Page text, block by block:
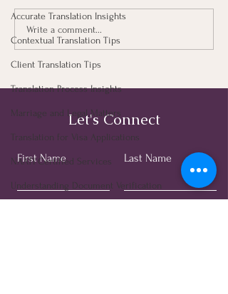
Accurate Translation Insights
Contextual Translation Tips
Client Translation Tips
Translation Process Insights
Marriage and Legal Matters
Translation for Visa Applications
NAATI Certified Services
Understanding Document Verification
เพิ่งผ่านช่วงปฐมนิเทศ
(Orientation) สำหรับการ
เรียนหลักสูตร Juris Doctor
Write a comment...
Let's Connect
First Name Last Name